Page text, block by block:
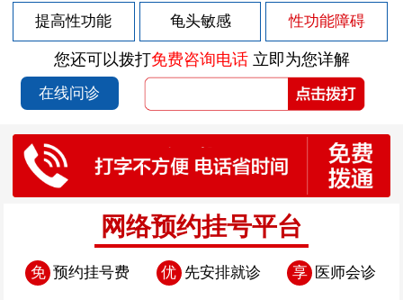
男性包皮长为什么会影响夫妻生活 2026-08-05
包皮上长一堆小疙瘩 2026-08-03
包皮上有红色的斑块 2026-07-30
男人该怎样做好前列腺炎的护理 2026-07-29
2026-07-29
男性前列腺炎的后果 2026-07-29
男性前列腺炎的症状有哪些
男性前列腺炎的症状如何表现
包皮上有红斑块 2026-07-28
提高性功能 龟头敏感 性功能障碍
您还可以拨打免费咨询电话立即为您详解
在线问诊
网络预约挂号平台
免 预约挂号费 优 先安排就诊 享 医师会诊